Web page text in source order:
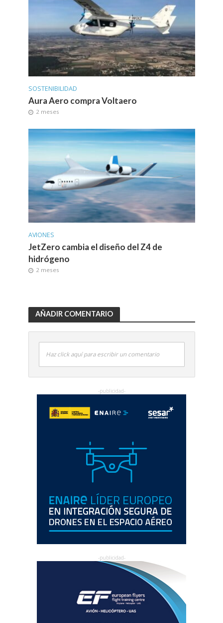
SOSTENIBILIDAD
Aura Aero compra Voltaero
2 meses
AVIONES
JetZero cambia el diseño del Z4 de
hidrógeno
2 meses
AÑADIR COMENTARIO
Haz click aquí para escribir un comentario